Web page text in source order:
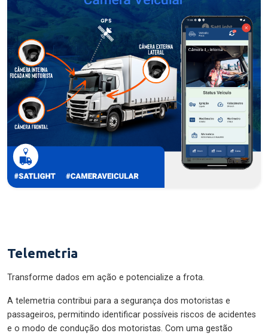
Telemetria
Transforme dados em ação e potencialize a frota.
A telemetria contribui para a segurança dos motoristas e
passageiros, permitindo identificar possíveis riscos de acidentes
e o modo de condução dos motoristas. Com uma gestão